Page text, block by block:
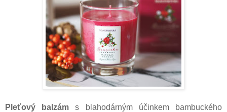
Pleťový balzám s blahodárným účinkem bambuckého